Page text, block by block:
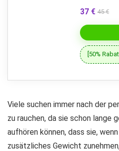
37 € 45 €
[50%
Viele suchen immer nach der
zu rauchen, da sie schon lange
aufhören können, dass sie,
zusätzliches Gewicht